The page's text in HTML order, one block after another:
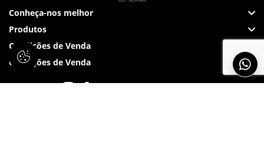
Conheça-nos melhor
Produtos
Condições de Venda
Condições de Venda